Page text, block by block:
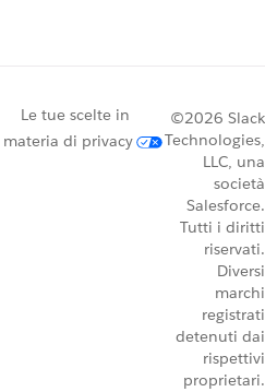
Le tue scelte in
materia di privacy
©2026 Slack
Technologies,
LLC, una
società
Salesforce.
Tutti i diritti
riservati.
Diversi
marchi
registrati
detenuti dai
rispettivi
proprietari.